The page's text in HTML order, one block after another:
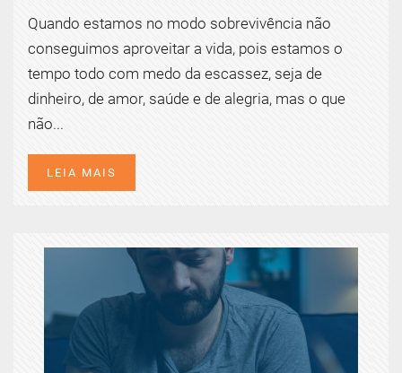
Quando estamos no modo sobrevivência não
conseguimos aproveitar a vida, pois estamos o
tempo todo com medo da escassez, seja de
dinheiro, de amor, saúde e de alegria, mas o que
não...
LEIA MAIS